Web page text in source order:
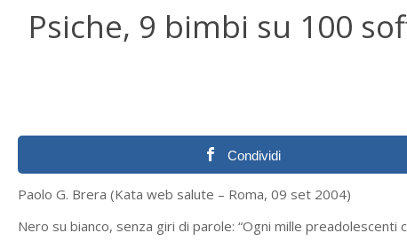
Psiche, 9 bimbi su 100
Condividi
Paolo G. Brera (Kata web salute – Roma, 09 set 2004)
Nero su bianco, senza giri di parole: “Ogni mille